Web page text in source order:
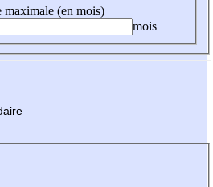
maximale (en mois)
mois